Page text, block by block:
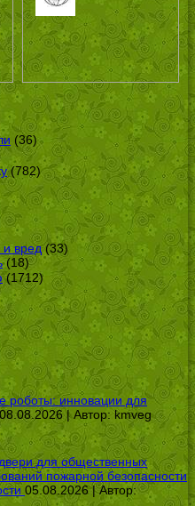
(36)
(782)
и вред(33)
(18)
(1712)
роботы: инновации для
08.08.2026 | Автор:kmveg
для общественных
пожарной безопасности
05.08.2026 | Автор: